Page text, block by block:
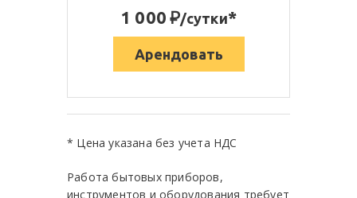
1 000:/сутки*
Арендовать
* Цена указана без учета НДС
Работа бытовых приборов,
инструментов и оборудования требует